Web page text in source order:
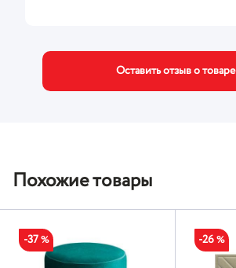
Оставить отзыв о товаре
Похожие товары
-37 % -26%